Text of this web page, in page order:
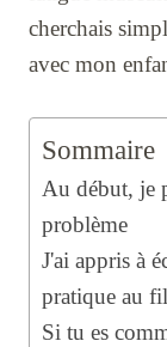
cherchais
avec mon
Sommaire
Au début, je
problème
J'ai appris à
pratique au
Si tu es